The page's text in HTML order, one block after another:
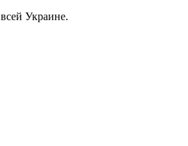
Украине.